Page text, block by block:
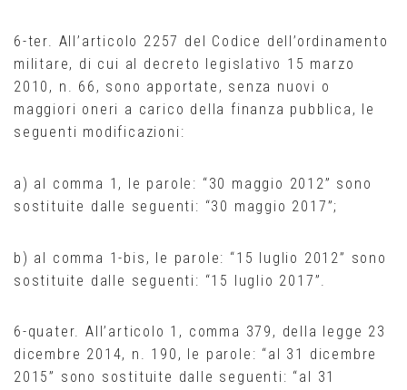
6-ter. All’articolo 2257 del Codice dell’ordinamento
militare, di cui al decreto legislativo 15 marzo
2010, n. 66, sono apportate, senza nuovi o
maggiori oneri a carico della finanza pubblica, le
seguenti modificazioni:
a) al comma 1, le parole: “30 maggio 2012” sono
sostituite dalle seguenti: “30 maggio 2017”;
b) al comma 1-bis, le parole: “15 luglio 2012” sono
sostituite dalle seguenti: “15 luglio 2017”.
6-quater. All’articolo 1, comma 379, della legge 23
dicembre 2014, n. 190, le parole: “al 31 dicembre
2015” sono sostituite dalle seguenti: “al 31